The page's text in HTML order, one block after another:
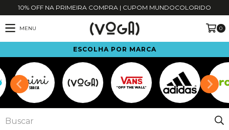
10% OFF NA PRIMEIRA COMPRA | CUPOM MUNDOCOLORIDO
MENU 0
ESCOLHA POR MARCA